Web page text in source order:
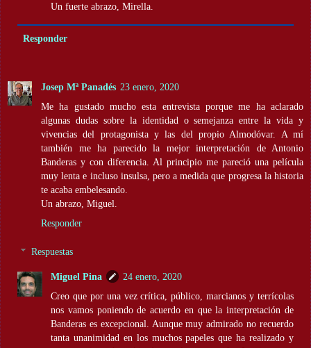
Un fuerte abrazo, Mirella.
Responder
Josep Mª Panadés 23 enero, 2020
Me ha gustado mucho esta entrevista porque me ha aclarado
algunas dudas sobre la identidad o semejanza entre la vida y
vivencias del protagonista y las del propio Almodóvar. A mí
también me ha parecido la mejor interpretación de Antonio
Banderas y con diferencia. Al principio me pareció una película
muy lenta e incluso insulsa, pero a medida que progresa la historia
te acaba embelesando.
Un abrazo, Miguel.
Responder
Respuestas
Miguel Pina
24 enero, 2020
Creo que por una vez crítica, público, marcianos y terrícolas
nos vamos poniendo de acuerdo en que la interpretación de
Banderas es excepcional. Aunque muy admirado no recuerdo
tanta unanimidad en los muchos papeles que ha realizado y